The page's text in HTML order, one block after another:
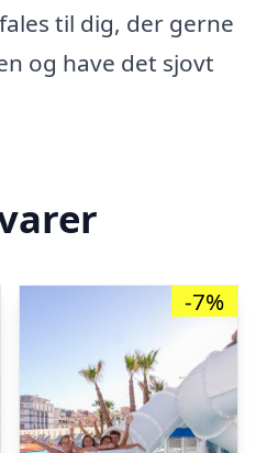
til dig, der gerne
og have det sjovt
-7%